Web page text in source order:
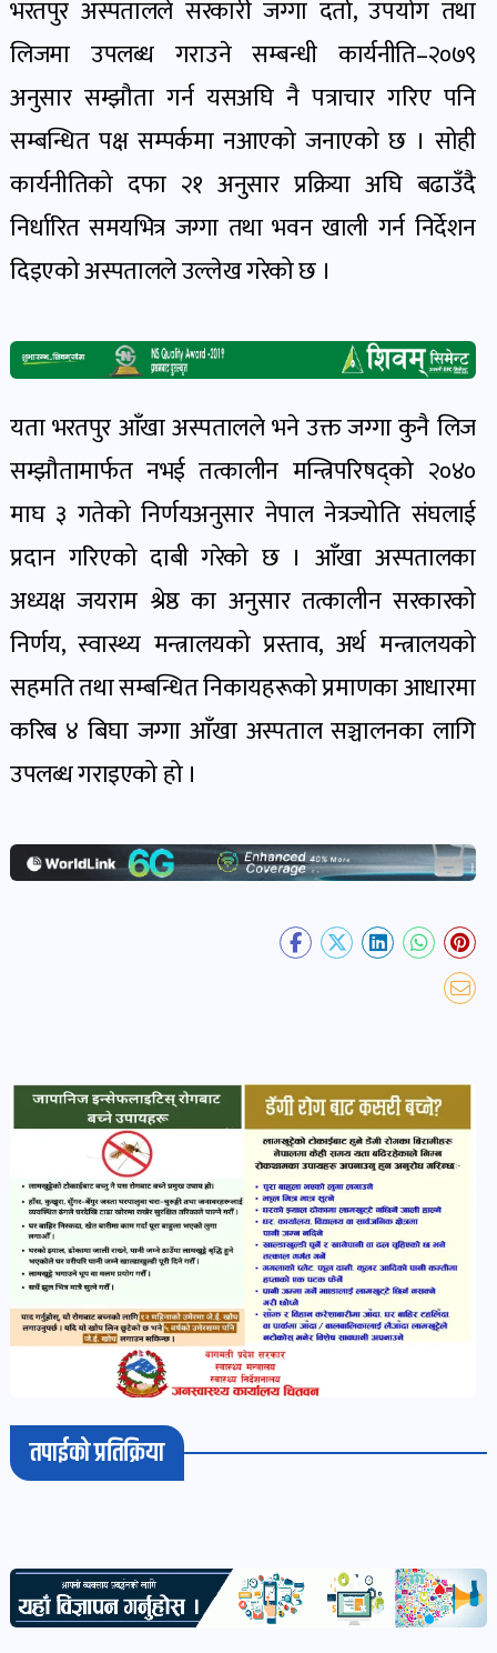
बिपद-
जोखिम
पोष्ट
खेल
खेलाडी
पोष्ट
अपराध
खबर
खबर
पोष्ट
प्रवास
पोष्ट
धर्म-
पोष्ट
साहित्य
पोष्ट
भिडियो-
पडकास्ट
पोष्ट
व्यक्ति-
भरतपुर अस्पतालले सरकारी जग्गा दर्ता, उपयोग तथा
लिजमा उपलब्ध गराउने सम्बन्धी कार्यनीति–२०७९
अनुसार सम्झौता गर्न यसअघि नै पत्राचार गरिए पनि
सम्बन्धित पक्ष सम्पर्कमा नआएको जनाएको छ । सोही
कार्यनीतिको दफा २१ अनुसार प्रक्रिया अघि बढाउँदै
निर्धारित समयभित्र जग्गा तथा भवन खाली गर्न निर्देशन
दिइएको अस्पतालले उल्लेख गरेको छ ।
यता भरतपुर आँखा अस्पतालले भने उक्त जग्गा कुनै लिज
सम्झौतामार्फत नभई तत्कालीन मन्त्रिपरिषद्को २०४०
माघ ३ गतेको निर्णयअनुसार नेपाल नेत्रज्योति संघलाई
प्रदान गरिएको दाबी गरेको छ । आँखा अस्पतालका
अध्यक्ष जयराम श्रेष्ठ का अनुसार तत्कालीन सरकारको
निर्णय, स्वास्थ्य मन्त्रालयको प्रस्ताव, अर्थ मन्त्रालयको
सहमति तथा सम्बन्धित निकायहरूको प्रमाणका आधारमा
करिब ४ बिघा जग्गा आँखा अस्पताल सञ्चालनका लागि
उपलब्ध गराइएको हो ।
तपाईको प्रतिक्रिया